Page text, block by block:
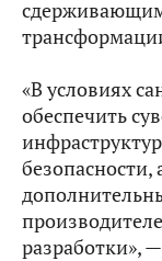
«В условиях
обеспечить
безопасности,
разработки»,